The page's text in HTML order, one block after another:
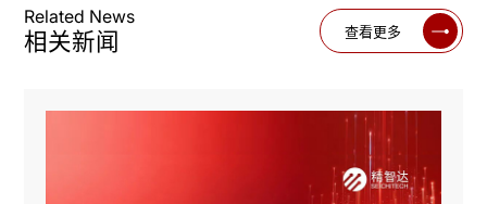
Related News
相关新闻 查看更多